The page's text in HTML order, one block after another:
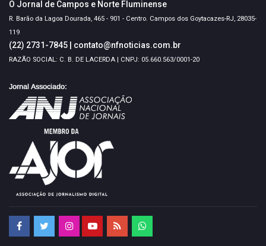
O Jornal de Campos e Norte Fluminense
R. Barão da Lagoa Dourada, 465 - 901 - Centro. Campos dos Goytacazes-RJ, 28035-
119
(22) 2731-7845 contato@nfnoticias.com.br
RAZÃO SOCIAL: C. B. DE LACERDA | CNPJ: 05.660.563/0001-20